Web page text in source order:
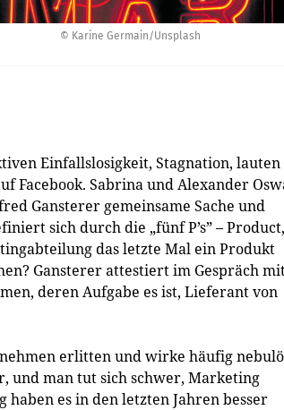
© Karine Germain/Unsplash
Einfallslosigkeit, Stagnation, lauten
Facebook. Sabrina und Alexander
Gansterer gemeinsame Sache und
sich durch die „fünf P’s” – Product,
das letzte Mal ein Produkt
Gansterer attestiert im Gespräch
deren Aufgabe es ist, Lieferant von
erlitten und wirke häufig
und man tut sich schwer, Marketing
es in den letzten Jahren besser